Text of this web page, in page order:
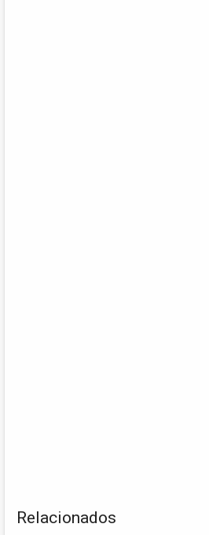
Relacionados